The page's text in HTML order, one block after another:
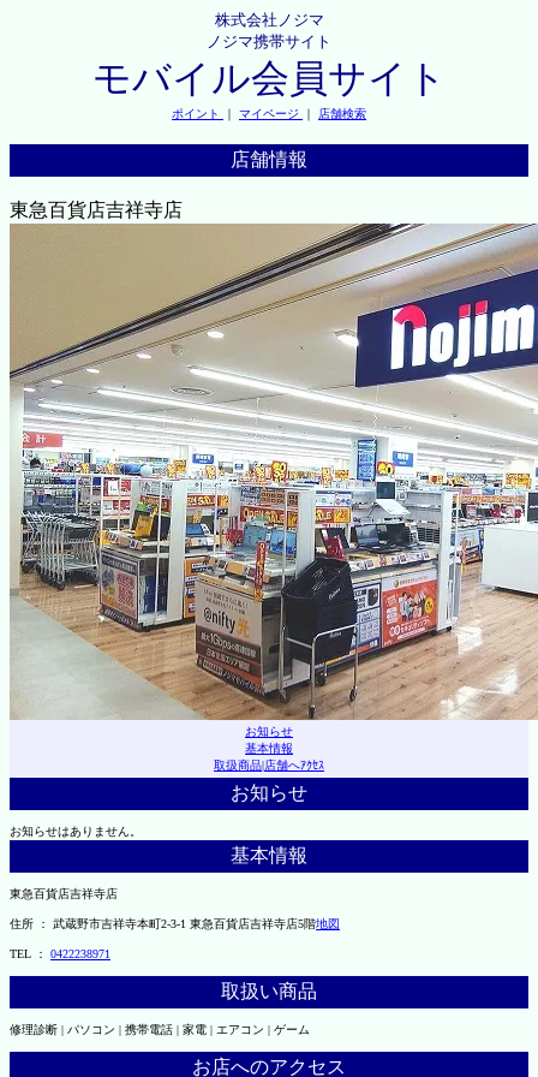
株式会社ノジマ
ノジマ携帯サイト
モバイル会員サイト
ポイント ｜ マイページ ｜ 店舗検索
店舗情報
東急百貨店吉祥寺店
お知らせ
基本情報
取扱商品|店舗へｱｸｾｽ
お知らせ
お知らせはありません。
基本情報
東急百貨店吉祥寺店
住所 ： 武蔵野市吉祥寺本町2-3-1 東急百貨店吉祥寺店5階地図
TEL ： 0422238971
取扱い商品
修理診断 | パソコン | 携帯電話 | 家電 | エアコン | ゲーム
お店へのアクセス